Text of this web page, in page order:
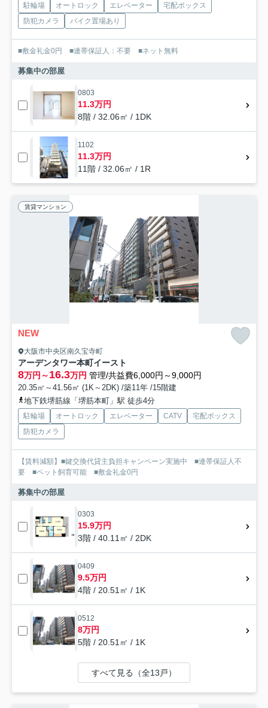
駐輪場 オートロック エレベーター
宅配ボックス
防犯カメラ
バイク置場あり
■敷金礼金0円 ■連帯保証人：不要 ■ネット無料
募集中の部屋
0803
11.3万円
8階 / 32.06㎡ / 1DK
1102
11.3万円
11階 / 32.06㎡ / 1R
賃貸マンション
NEW
大阪市中央区南久宝寺町
アーデンタワー本町イースト
8万円～16.3万円 管理/共益費6,000円～9,000円
20.35㎡～41.56㎡ (1K～2DK) /築11年 /15階建
地下鉄堺筋線「堺筋本町」駅 徒歩4分
駐輪場 オートロック エレベーター CATV
宅配ボックス
防犯カメラ
【賃料減額】■鍵交換代貸主負担キャンペーン実施中 ■連帯保証人不
要 ■ペット飼育可能 ■敷金礼金0円
募集中の部屋
0303
15.9万円
3階 / 40.11㎡ / 2DK
0409
9.5万円
4階 / 20.51㎡ / 1K
0512
8万円
5階 / 20.51㎡ / 1K
すべて見る（全13戸）